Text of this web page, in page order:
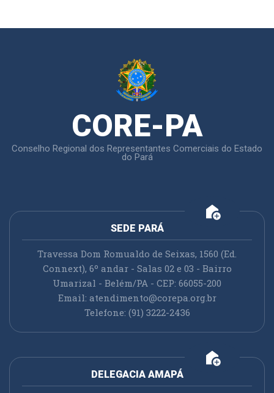
CORE-PA
Conselho Regional dos Representantes Comerciais do Estado
do Pará
add_home
SEDE PARÁ
Travessa Dom Romualdo de Seixas, 1560 (Ed.
Connext), 6º andar - Salas 02 e 03 - Bairro
Umarizal - Belém/PA - CEP: 66055-200
Email: atendimento@corepa.org.br
Telefone: (91) 3222-2436
add_home
DELEGACIA AMAPÁ